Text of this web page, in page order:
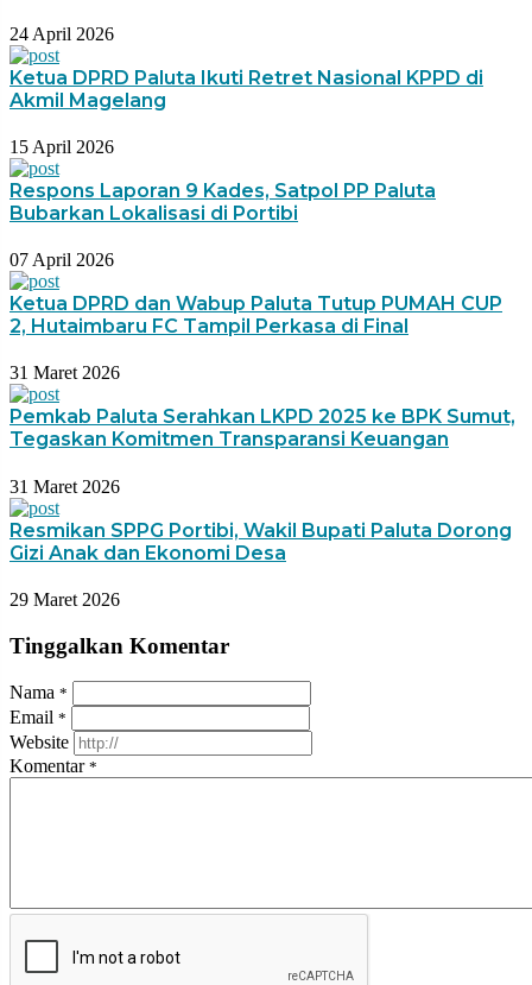
24 April 2026
Ketua DPRD Paluta Ikuti Retret Nasional KPPD di
Akmil Magelang
15 April 2026
Respons Laporan 9 Kades, Satpol PP Paluta
Bubarkan Lokalisasi di Portibi
07 April 2026
Ketua DPRD dan Wabup Paluta Tutup PUMAH CUP
2, Hutaimbaru FC Tampil Perkasa di Final
31 Maret 2026
Pemkab Paluta Serahkan LKPD 2025 ke BPK Sumut,
Tegaskan Komitmen Transparansi Keuangan
31 Maret 2026
Resmikan SPPG Portibi, Wakil Bupati Paluta Dorong
Gizi Anak dan Ekonomi Desa
29 Maret 2026
Tinggalkan Komentar
Nama *
Email *
Website
Komentar *